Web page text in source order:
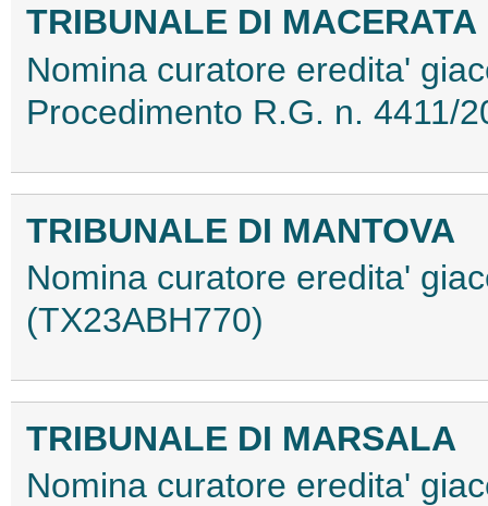
TRIBUNALE DI MACERATA
Nomina curatore eredita'
Procedimento R.G. n. 4411/
TRIBUNALE DI MANTOVA
Nomina curatore eredita'
(TX23ABH770)
TRIBUNALE DI MARSALA
Nomina curatore eredita'